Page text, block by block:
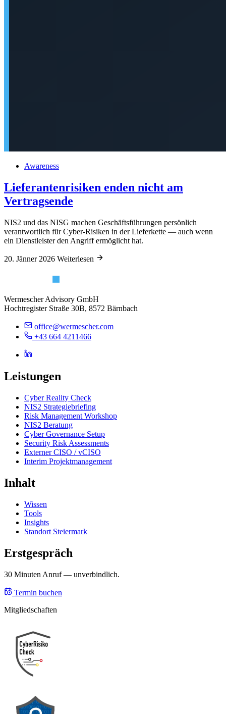
Awareness
Lieferantenrisiken enden nicht am
Vertragsende
NIS2 und das NISG machen Geschäftsführungen persönlich
verantwortlich für Cyber-Risiken in der Lieferkette — auch wenn
ein Dienstleister den Angriff ermöglicht hat.
20. Jänner 2026 Weiterlesen
Wermescher Advisory GmbH
Hochtregister Straße 30B, 8572 Bärnbach
office@wermescher.com
+43 664 4211466
Leistungen
Cyber Reality Check
NIS2 Strategiebriefing
Risk Management Workshop
NIS2 Beratung
Cyber Governance Setup
Security Risk Assessments
Externer CISO / vCISO
Interim Projektmanagement
Inhalt
Wissen
Tools
Insights
Standort Steiermark
Erstgespräch
30 Minuten Anruf — unverbindlich.
Termin buchen
Mitgliedschaften